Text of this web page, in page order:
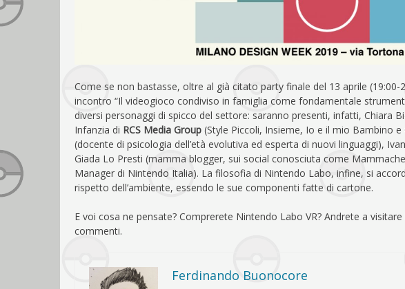
Come se non bastasse, oltre al già citato party finale del 13 aprile (19:00-
incontro “Il videogioco condiviso in famiglia come fondamentale
diversi personaggi di spicco del settore: saranno presenti, infatti, Chiara
Infanzia di RCS Media Group (Style Piccoli, Insieme, Io e il mio Bambino
(docente di psicologia dell’età evolutiva ed esperta di nuovi linguaggi),
Giada Lo Presti (mamma blogger, sui social conosciuta come
Manager di Nintendo Italia). La filosofia di Nintendo Labo, infine, si
rispetto dell’ambiente, essendo le sue componenti fatte di cartone.
E voi cosa ne pensate? Comprerete Nintendo Labo VR? Andrete a
commenti.
Ferdinando Buonocore